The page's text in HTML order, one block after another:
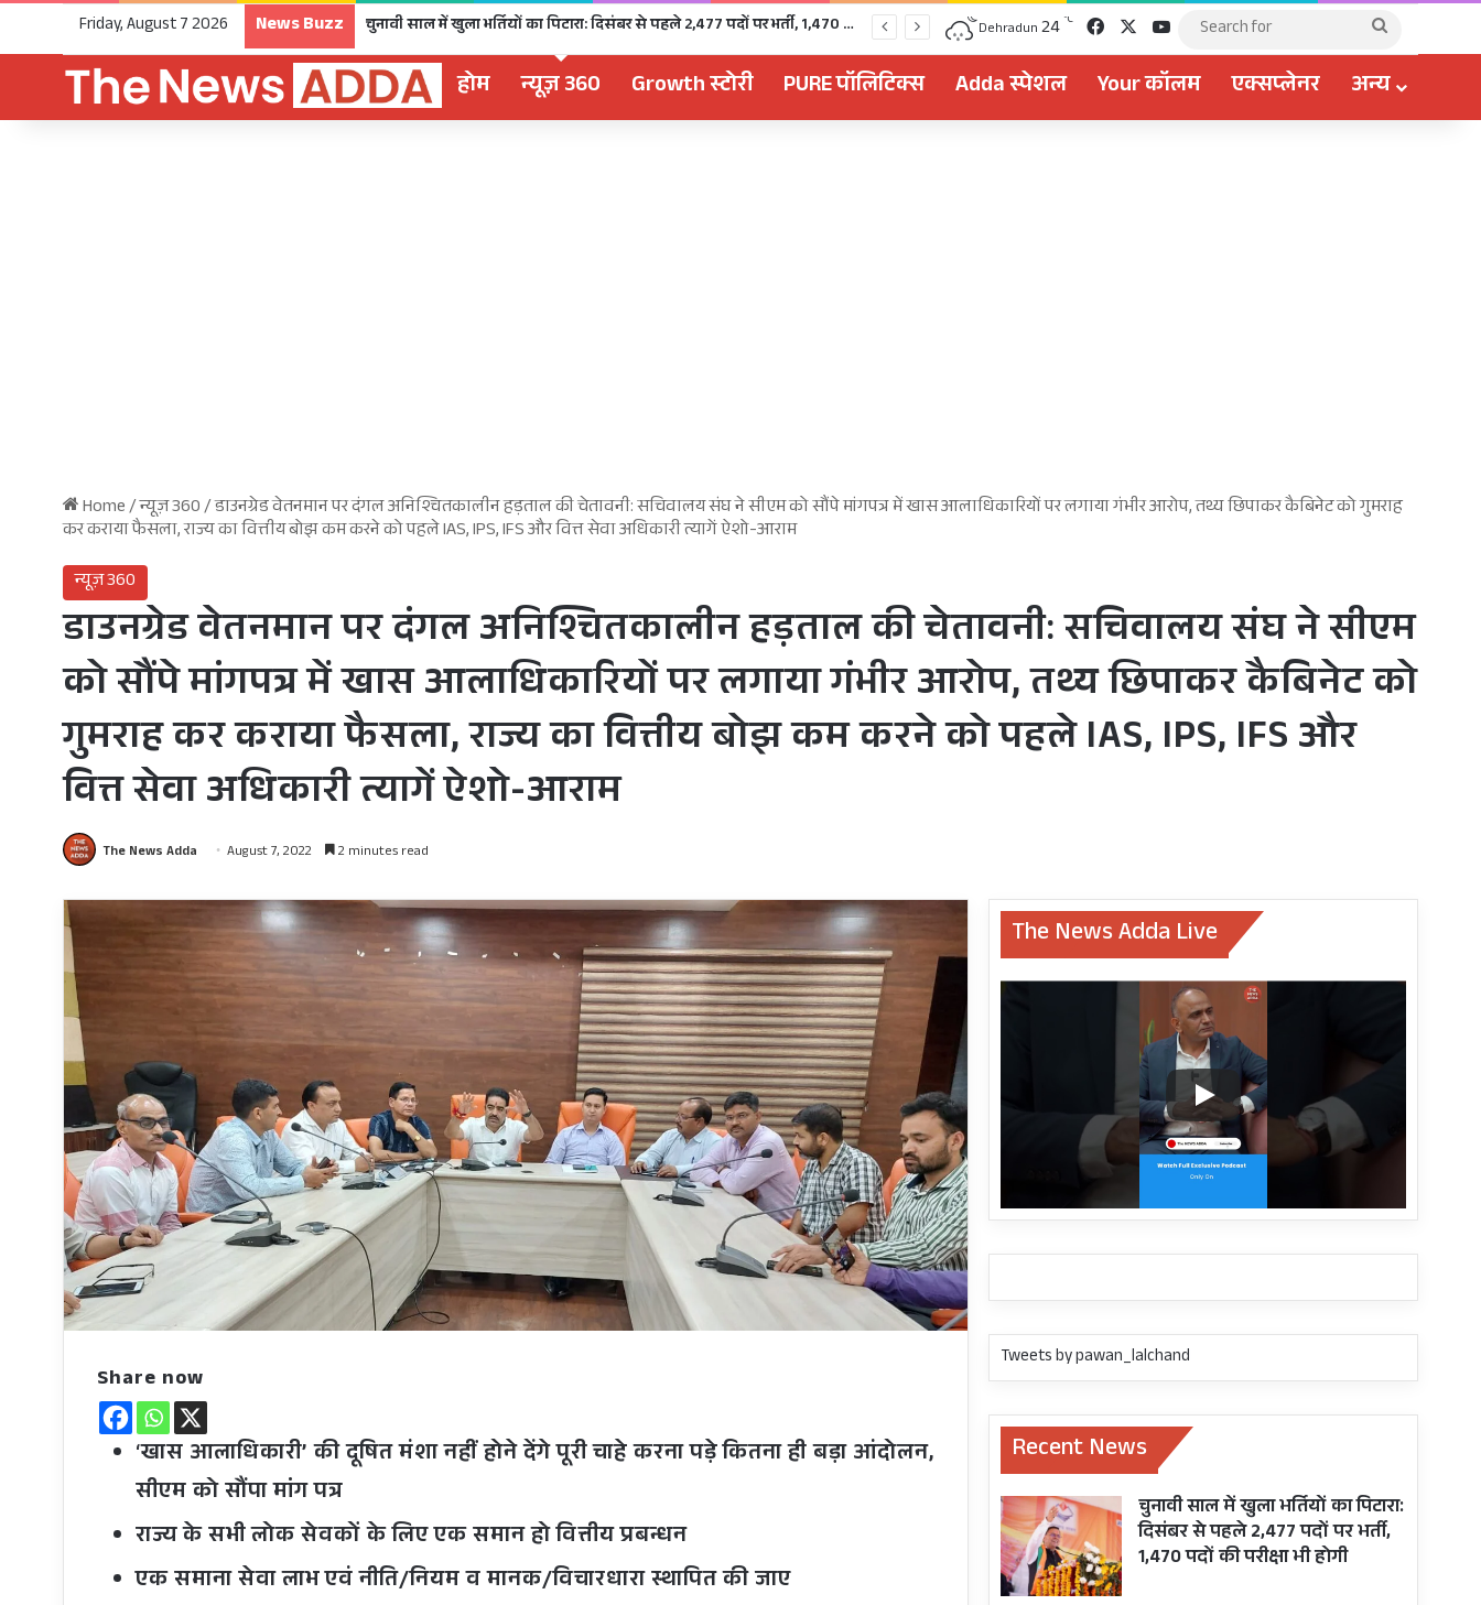
Friday, August 7 2026 News Buzz चुनावी साल में खुला भर्तियों का पिटारा: दिसंबर से पहले 2,477 पदों पर भर्ती, 1,470 पदों की परीक्षा भी होगी Dehradun 24 ℃ FacebookYouTube
Search
होम न्यूज़ 360 Growth स्टोरी PURE पॉलिटिक्स Adda स्पेशल Your कॉलम एक्सप्लेनर अन्य
Home/न्यूज़ 360/डाउनग्रेड वेतनमान पर दंगल अनिश्चितकालीन हड़ताल की चेतावनी: सचिवालय संघ ने सीएम को सौंपे मांगपत्र में खास आलाधिकारियों पर लगाया गंभीर आरोप, तथ्य छिपाकर कैबिनेट को गुमराह
कर कराया फैसला, राज्य का वित्तीय बोझ कम करने को पहले IAS, IPS, IFS और वित्त सेवा अधिकारी त्यागें ऐशो-आराम
न्यूज़ 360
डाउनग्रेड वेतनमान पर दंगल अनिश्चितकालीन हड़ताल की चेतावनी: सचिवालय संघ ने सीएम
को सौंपे मांगपत्र में खास आलाधिकारियों पर लगाया गंभीर आरोप, तथ्य छिपाकर कैबिनेट को
गुमराह कर कराया फैसला, राज्य का वित्तीय बोझ कम करने को पहले IAS, IPS, IFS और
वित्त सेवा अधिकारी त्यागें ऐशो-आराम
The News Adda August 7, 2022 2 minutes read
Share now
‘खास आलाधिकारी’ की दूषित मंशा नहीं होने देंगे पूरी चाहे करना पड़े कितना ही बड़ा आंदोलन,
सीएम को सौंपा मांग पत्र
राज्य के सभी लोक सेवकों के लिए एक समान हो वित्तीय प्रबन्धन
एक समाना सेवा लाभ एवं नीति/नियम व मानक/विचारधारा स्थापित की जाए
The News Adda Live
Tweets by pawan_lalchand
Recent News
चुनावी साल में खुला भर्तियों का पिटारा:
दिसंबर से पहले 2,477 पदों पर भर्ती,
1,470 पदों की परीक्षा भी होगी